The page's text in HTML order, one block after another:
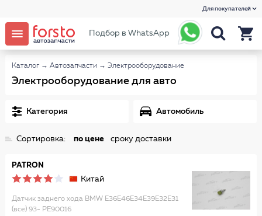
Для покупателей
Подбор в WhatsApp
Каталог → Автозапчасти → Электрооборудование
Электрооборудование для авто
Категория Автомобиль
Сортировка: по цене сроку доставки
PATRON
Китай
Датчик заднего хода BMW E36E46E34E39E32E31
(все) 93- PE90016